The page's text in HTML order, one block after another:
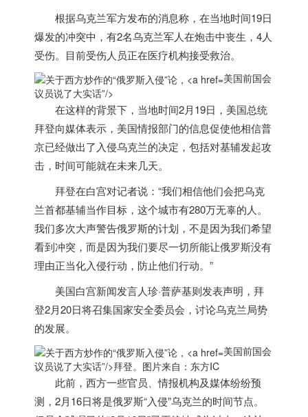
根据乌克兰军方发布的消息称，在当地时间19日
爆发的冲突中，有2名乌克兰军人在炮击中丧生，4人
受伤。目前受伤人员正在医疗机构接受救治。
美国前国会
议员说了大实话”/>
在这样的背景下，当地时间2月19日， 美国总统
拜登向媒体表示， 美国情报部门的信息促使他相信普
京已经做出了入侵乌克兰的决定，包括对基辅发起攻
击，时间可能就在未来几天。
拜登在白宫对记者说：“我们相信他们会把乌克
兰首都基辅当作目标，这个城市有280万无辜的人。
我们多次大声警告俄罗斯的计划，不是因为我们希望
看到冲突，而是因为我们要尽一切所能让俄罗斯没有
理由正当化入侵行动，防止他们行动。”
美国白宫新闻发言人珍·普萨基则发表声明，拜
登2月20日将召集国家安全委员会，讨论乌克兰局势
的发展。
美国前国会
议员说了大实话”/>拜登。图片来自：东方IC
此前，西方一些官员、情报机构及媒体纷纷预
测，2月16日将是俄罗斯“入侵”乌克兰的时间节点。